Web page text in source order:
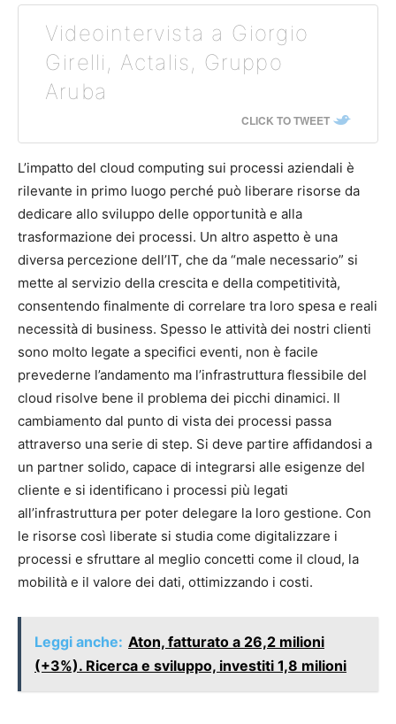
Videointervista a Giorgio
Girelli, Actalis, Gruppo
Aruba
CLICK TO TWEET
L’impatto del cloud computing sui processi aziendali è
rilevante in primo luogo perché può liberare risorse da
dedicare allo sviluppo delle opportunità e alla
trasformazione dei processi. Un altro aspetto è una
diversa percezione dell’IT, che da “male necessario” si
mette al servizio della crescita e della competitività,
consentendo finalmente di correlare tra loro spesa e reali
necessità di business. Spesso le attività dei nostri clienti
sono molto legate a specifici eventi, non è facile
prevederne l’andamento ma l’infrastruttura flessibile del
cloud risolve bene il problema dei picchi dinamici. Il
cambiamento dal punto di vista dei processi passa
attraverso una serie di step. Si deve partire affidandosi a
un partner solido, capace di integrarsi alle esigenze del
cliente e si identificano i processi più legati
all’infrastruttura per poter delegare la loro gestione. Con
le risorse così liberate si studia come digitalizzare i
processi e sfruttare al meglio concetti come il cloud, la
mobilità e il valore dei dati, ottimizzando i costi.
Leggi anche: Aton, fatturato a 26,2 milioni
(+3%). Ricerca e sviluppo, investiti 1,8 milioni